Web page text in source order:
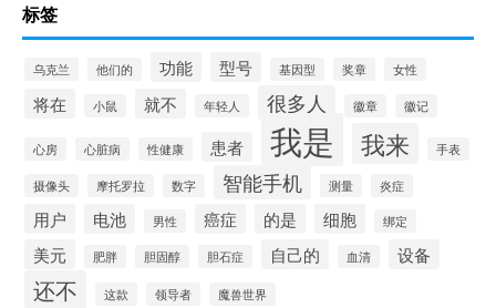
标签
乌克兰 他们的 功能 型号 基因型 奖章 女性
将在 小鼠 就不 年轻人 很多人 徽章 徽记
心房 心脏病 性健康 患者 我是 我来 手表
摄像头 摩托罗拉 数字 智能手机 测量 炎症
用户 电池 男性 癌症 的是 细胞 绑定
美元 肥胖 胆固醇 胆石症 自己的 血清 设备
还不 这款 领导者 魔兽世界